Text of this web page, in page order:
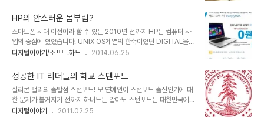
은 수치가 말해줍니다. ■ 97년..
차가 있을테니... 개인적인 평가가 그렇다는 겁니다. 최근 사용했던 프
린터는 CP205b로 대략 3년간 사용하면서 중간 중간 이런 저런 문
제가 있긴 했어도 큰 무리 없이 너무 잘 사용했습니다. 단점이라면 드
럼일체형 프린터라서 교체할 수 없다는 건데... 사양에 표기된 것을 기
준으로 3만장 전후를 사용할 수 있음을 믿고 2011년 구입하여 현재까
정말 좋았죠. 자동 양면 인..
HP의 안스러운 몸부림?
스마트폰 시대 이전이라 할 수 있는 2010년 전까지 HP는 컴퓨터 사
업의 중심에 있었습니다. UNIX OS계열의 한축이었던 DIGITAL을
인수한 컴팩(Compaq)까지 흡수하며 누구도 넘보지 못할 전세계 컴
련 제조업의 기반이 될 수 있던 배경에도 HP가 자리하고 있습니다. 저
역시 HP 제품 애용자로 현재까지 사용한 노트북 대부분이 HP입니다.
그만큼 제품과 서비스에 어느정도 만족했던 겁니다. 그런데, 스마트폰
시대로 변화되는 과정 속에 하드웨어 부문을 매각한다는 등 이상한 조
짐을 보이기 시작하더니 언제부턴가 그 존재감은 온데 간데 없습니다.
디지털이야기/소프트.하드 2014.06.25
성공한 IT 리더들의 학교 스탠포드
실리콘 밸리의 출발점 스탠포드! 모 연예인이 스탠포드 출신인가에 대
한 문제가 불거지기 전까지 하버드는 알아도 스탠포드는 대한민국에
사는 사람들에게 보편적으로 잘 알려진 학교가 아니었습니다. 알고 있
디지털이야기 2011.02.25